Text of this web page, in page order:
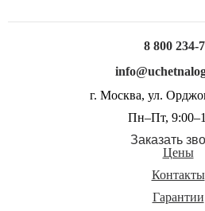
Цены
Контакты
Гарантии
8 800 234-
г. Москва, ул.
Пн–Пт,
Заказать